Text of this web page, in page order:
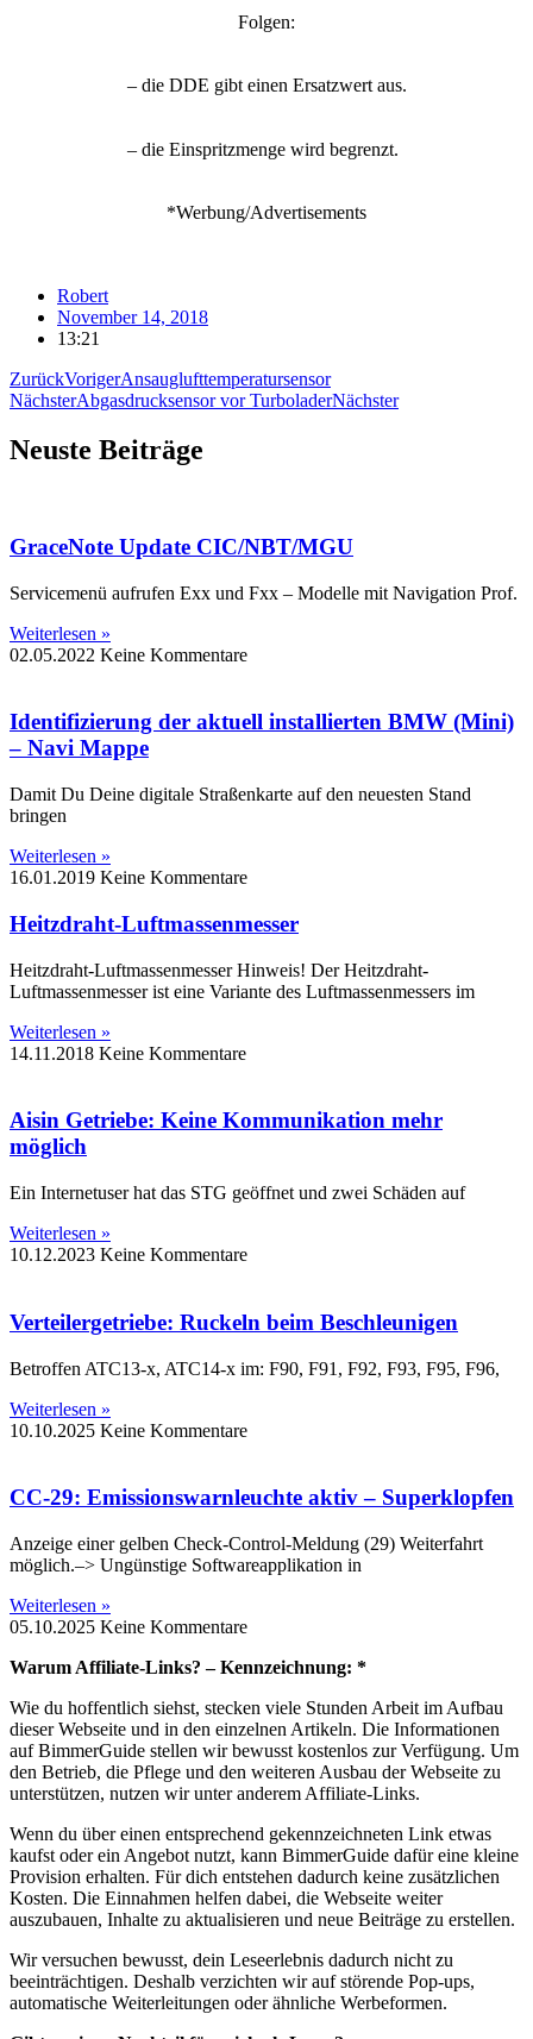
Folgen:
– die DDE gibt einen Ersatzwert aus.
– die Einspritzmenge wird begrenzt.
*Werbung/Advertisements
Robert
November 14, 2018
13:21
ZurückVorigerAnsauglufttemperatursensor
NächsterAbgasdrucksensor vor TurboladerNächster
Neuste Beiträge
GraceNote Update CIC/NBT/MGU
Servicemenü aufrufen Exx und Fxx – Modelle mit Navigation Prof.
Weiterlesen »
02.05.2022 Keine Kommentare
Identifizierung der aktuell installierten BMW (Mini)
– Navi Mappe
Damit Du Deine digitale Straßenkarte auf den neuesten Stand
bringen
Weiterlesen »
16.01.2019 Keine Kommentare
Heitzdraht-Luftmassenmesser
Heitzdraht-Luftmassenmesser Hinweis! Der Heitzdraht-
Luftmassenmesser ist eine Variante des Luftmassenmessers im
Weiterlesen »
14.11.2018 Keine Kommentare
Aisin Getriebe: Keine Kommunikation mehr
möglich
Ein Internetuser hat das STG geöffnet und zwei Schäden auf
Weiterlesen »
10.12.2023 Keine Kommentare
Verteilergetriebe: Ruckeln beim Beschleunigen
Betroffen ATC13-x, ATC14-x im: F90, F91, F92, F93, F95, F96,
Weiterlesen »
10.10.2025 Keine Kommentare
CC-29: Emissionswarnleuchte aktiv – Superklopfen
Anzeige einer gelben Check-Control-Meldung (29) Weiterfahrt
möglich.–> Ungünstige Softwareapplikation in
Weiterlesen »
05.10.2025 Keine Kommentare
Warum Affiliate-Links? – Kennzeichnung: *
Wie du hoffentlich siehst, stecken viele Stunden Arbeit im Aufbau
dieser Webseite und in den einzelnen Artikeln. Die Informationen
auf BimmerGuide stellen wir bewusst kostenlos zur Verfügung. Um
den Betrieb, die Pflege und den weiteren Ausbau der Webseite zu
unterstützen, nutzen wir unter anderem Affiliate-Links.
Wenn du über einen entsprechend gekennzeichneten Link etwas
kaufst oder ein Angebot nutzt, kann BimmerGuide dafür eine kleine
Provision erhalten. Für dich entstehen dadurch keine zusätzlichen
Kosten. Die Einnahmen helfen dabei, die Webseite weiter
auszubauen, Inhalte zu aktualisieren und neue Beiträge zu erstellen.
Wir versuchen bewusst, dein Leseerlebnis dadurch nicht zu
beeinträchtigen. Deshalb verzichten wir auf störende Pop-ups,
automatische Weiterleitungen oder ähnliche Werbeformen.